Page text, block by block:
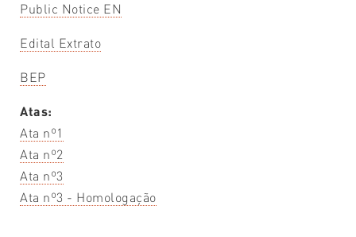
Public Notice EN
Edital Extrato
BEP
Atas:
Ata nº1
Ata nº2
Ata nº3
Ata nº3 - Homologação